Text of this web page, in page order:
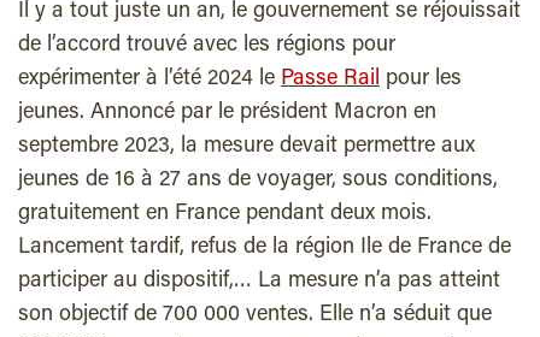
Il y a tout juste un an, le gouvernement se réjouissait
de l’accord trouvé avec les régions pour
expérimenter à l’été 2024 le Passe Rail pour les
jeunes. Annoncé par le président Macron en
septembre 2023, la mesure devait permettre aux
jeunes de 16 à 27 ans de voyager, sous conditions,
gratuitement en France pendant deux mois.
Lancement tardif, refus de la région Ile de France de
participer au dispositif,… La mesure n’a pas atteint
son objectif de 700 000 ventes. Elle n’a séduit que